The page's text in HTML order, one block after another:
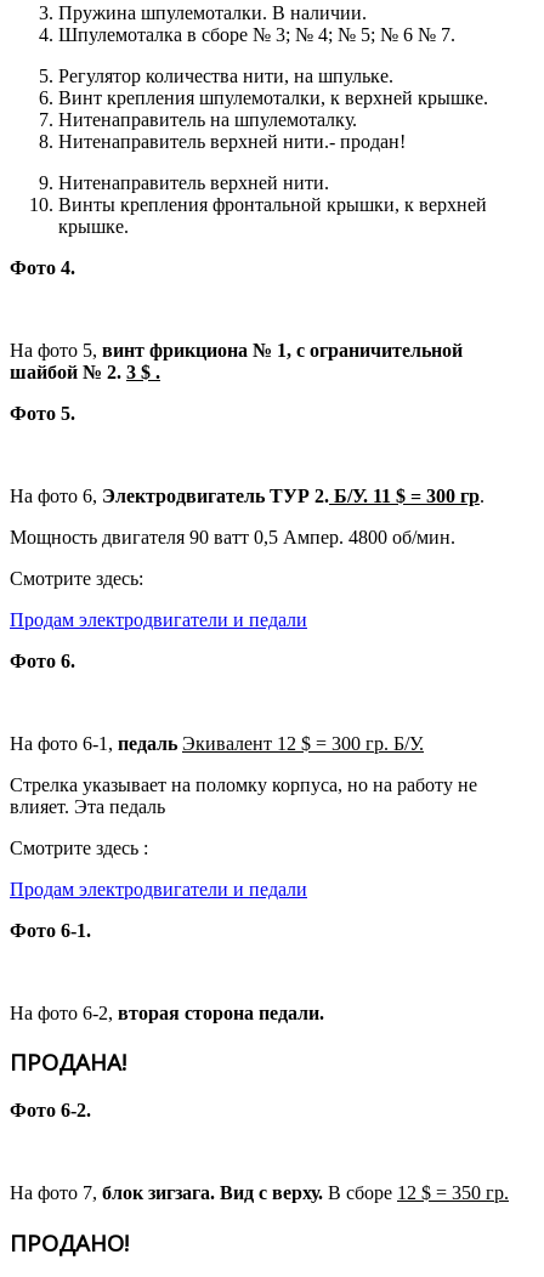
Пружина шпулемоталки. В наличии.
Шпулемоталка в сборе № 3; № 4; № 5; № 6 № 7.
Регулятор количества нити, на шпульке.
Винт крепления шпулемоталки, к верхней крышке.
Нитенаправитель на шпулемоталку.
Нитенаправитель верхней нити.- продан!
Нитенаправитель верхней нити.
Винты крепления фронтальной крышки, к верхней
крышке.
Фото 4.
На фото 5, винт фрикциона № 1, с ограничительной
шайбой № 2. 3 $ .
Фото 5.
На фото 6, Электродвигатель ТУР 2. Б/У. 11 $ = 300 гр.
Мощность двигателя 90 ватт 0,5 Ампер. 4800 об/мин.
Смотрите здесь:
Продам электродвигатели и педали
Фото 6.
На фото 6-1, педаль Экивалент 12 $ = 300 гр. Б/У.
Стрелка указывает на поломку корпуса, но на работу не
влияет. Эта педаль
Смотрите здесь :
Продам электродвигатели и педали
Фото 6-1.
На фото 6-2, вторая сторона педали.
ПРОДАНА!
Фото 6-2.
На фото 7, блок зигзага. Вид с верху. В сборе 12 $ = 350 гр.
ПРОДАНО!